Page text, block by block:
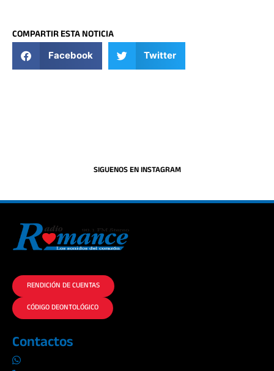
COMPARTIR ESTA NOTICIA
Facebook Twitter
SIGUENOS EN INSTAGRAM
RENDICIÓN DE CUENTAS
CÓDIGO DEONTOLÓGICO
Contactos